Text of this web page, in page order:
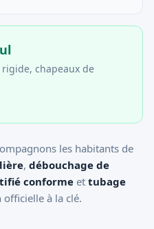
chapeaux de
les habitants de
, débouchage de
conforme et tubage
officielle à la clé.